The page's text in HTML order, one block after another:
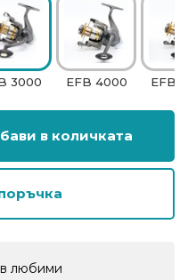
3000 EFB 4000 EFB
в количката
любими